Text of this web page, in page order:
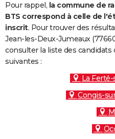
S'inscrire
Se connecter
Lycées
Collèges
Primaires
Universités
Entreprises
Service militaire
Avis de recherche
AVIS DE DÉCÈS
FORUM
Bricolage
Lifestyle
Culture
Sport
Auto
Television
Voyage
Cinema
Pour rappel, la commune de
BTS correspond à celle de
inscrit. Pour trouver des
Jean-les-Deux-Jumeaux
consulter la liste des
suivantes :
La
Congis-